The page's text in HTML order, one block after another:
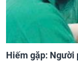
Hiếm gặp: Người